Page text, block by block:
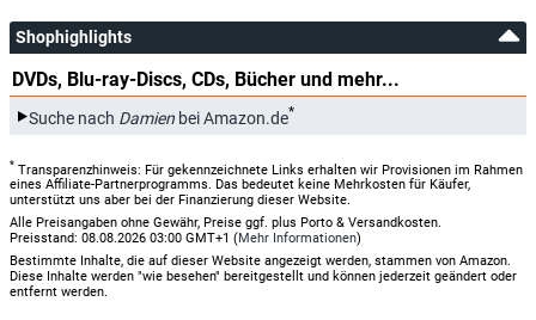
Shophighlights
DVDs, Blu-ray-Discs, CDs, Bücher und mehr...
Suche nach Damien bei Amazon.de*
* Transparenzhinweis: Für gekennzeichnete Links erhalten wir Provisionen im Rahmen
eines Affiliate-Partnerprogramms. Das bedeutet keine Mehrkosten für Käufer,
unterstützt uns aber bei der Finanzierung dieser Website.
Alle Preisangaben ohne Gewähr, Preise ggf. plus Porto & Versandkosten.
Preisstand: 08.08.2026 03:00 GMT+1 (Mehr Informationen)
Bestimmte Inhalte, die auf dieser Website angezeigt werden, stammen von Amazon.
Diese Inhalte werden "wie besehen" bereitgestellt und können jederzeit geändert oder
entfernt werden.